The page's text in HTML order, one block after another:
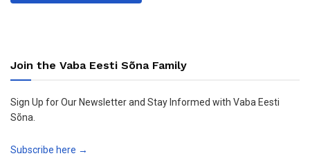
Join the Vaba Eesti Sõna Family
Sign Up for Our Newsletter and Stay Informed with Vaba Eesti
Sõna.
Subscribe here →